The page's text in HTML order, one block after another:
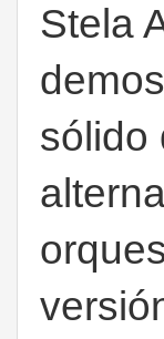
Stela
sólido